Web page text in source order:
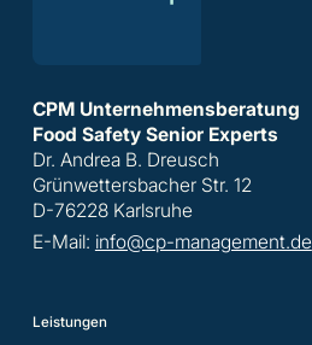
CPM Unternehmensberatung
Food Safety Senior Experts
Dr. Andrea B. Dreusch
Grünwettersbacher Str. 12
D-76228 Karlsruhe
E-Mail: info@cp-management.de
Leistungen